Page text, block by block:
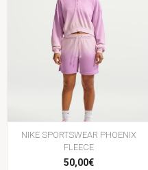
NIKE SPORTSWEAR PHOENIX
FLEECE
50,00€